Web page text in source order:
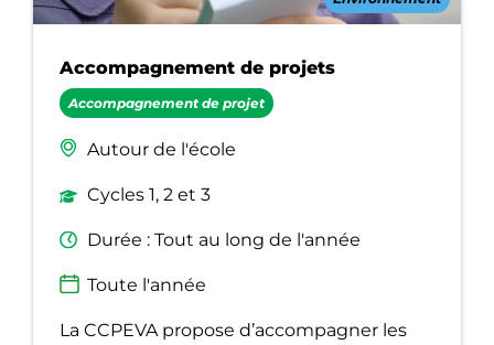
Accompagnement de projets
Accompagnement de projet
Autour de l'école
Cycles 1, 2 et 3
Durée : Tout au long de l'année
Toute l'année
La CCPEVA propose d’accompagner les